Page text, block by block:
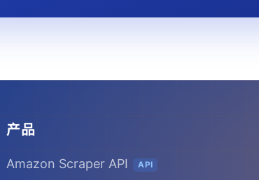
产品
Amazon Scraper API API